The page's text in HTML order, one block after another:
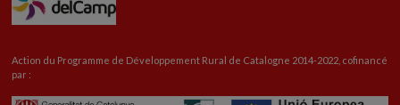
Action du Programme de Développement Rural de Catalogne 2014-2022, cofinancé
par :